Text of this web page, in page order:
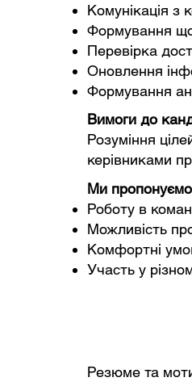
Комунікація з
Формування
Перевірка
Оновлення
Формування
Вимоги до
Розуміння
керівниками
Ми
Роботу в
Можливість
Комфортні
Участь у
Резюме та